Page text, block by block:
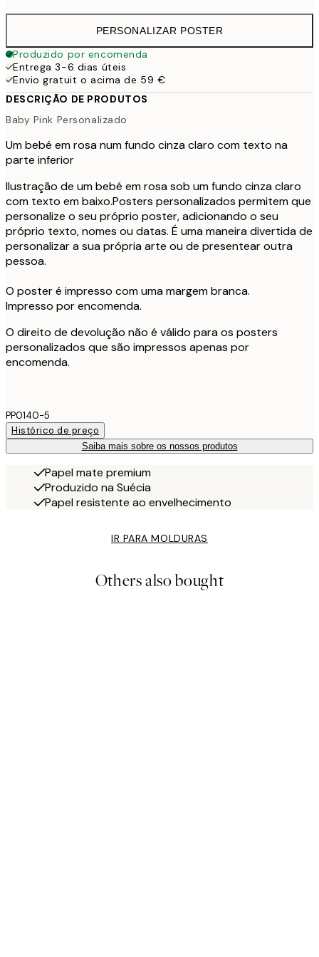
PERSONALIZAR POSTER
Produzido por encomenda
Entrega 3-6 dias úteis
Envio gratuit o acima de 59 €
DESCRIÇÃO DE PRODUTOS
Baby Pink Personalizado
Um bebé em rosa num fundo cinza claro com texto na
parte inferior
Ilustração de um bebé em rosa sob um fundo cinza claro
com texto em baixo.Posters personalizados permitem que
personalize o seu próprio poster, adicionando o seu
próprio texto, nomes ou datas. É uma maneira divertida de
personalizar a sua própria arte ou de presentear outra
pessoa.
O poster é impresso com uma margem branca.
Impresso por encomenda.
O direito de devolução não é válido para os posters
personalizados que são impressos apenas por
encomenda.
PP0140-5
Histórico de preço
Saiba mais sobre os nossos produtos
Papel mate premium
Produzido na Suécia
Papel resistente ao envelhecimento
IR PARA MOLDURAS
Others also bought